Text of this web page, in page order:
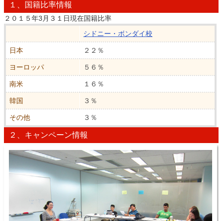
１、国籍比率情報
２０１５年3月３１日現在国籍比率
シドニー・ボンダイ校
日本 ２２％
ヨーロッパ ５６％
南米 １６％
韓国 ３％
その他 ３％
２、キャンペーン情報